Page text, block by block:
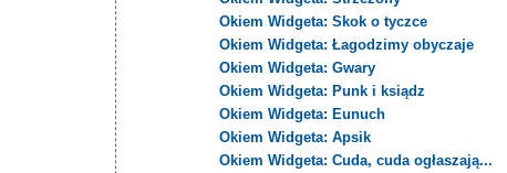
Okiem Widgeta: Skok o tyczce
Okiem Widgeta: Łagodzimy obyczaje
Okiem Widgeta: Gwary
Okiem Widgeta: Punk i ksiądz
Okiem Widgeta: Eunuch
Okiem Widgeta: Apsik
Okiem Widgeta: Cuda, cuda ogłaszają...